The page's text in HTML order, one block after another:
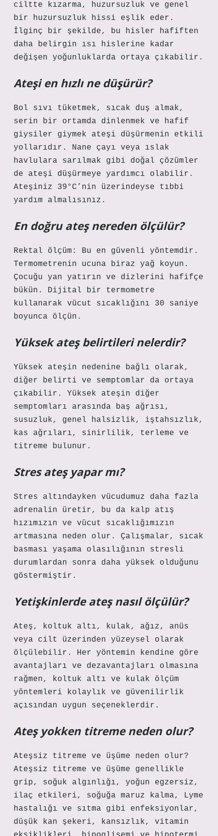
ciltte kızarma, huzursuzluk ve genel
bir huzursuzluk hissi eşlik eder.
İlginç bir şekilde, bu hisler hafiften
daha belirgin ısı hislerine kadar
değişen yoğunluklarda ortaya çıkabilir.
Ateşi en hızlı ne düşürür?
Bol sıvı tüketmek, sıcak duş almak,
serin bir ortamda dinlenmek ve hafif
giysiler giymek ateşi düşürmenin etkili
yollarıdır. Nane çayı veya ıslak
havlulara sarılmak gibi doğal çözümler
de ateşi düşürmeye yardımcı olabilir.
Ateşiniz 39°C’nin üzerindeyse tıbbi
yardım almalısınız.
En doğru ateş nereden ölçülür?
Rektal ölçüm: Bu en güvenli yöntemdir.
Termometrenin ucuna biraz yağ koyun.
Çocuğu yan yatırın ve dizlerini hafifçe
bükün. Dijital bir termometre
kullanarak vücut sıcaklığını 30 saniye
boyunca ölçün.
Yüksek ateş belirtileri nelerdir?
Yüksek ateşin nedenine bağlı olarak,
diğer belirti ve semptomlar da ortaya
çıkabilir. Yüksek ateşin diğer
semptomları arasında baş ağrısı,
susuzluk, genel halsizlik, iştahsızlık,
kas ağrıları, sinirlilik, terleme ve
titreme bulunur.
Stres ateş yapar mı?
Stres altındayken vücudumuz daha fazla
adrenalin üretir, bu da kalp atış
hızımızın ve vücut sıcaklığımızın
artmasına neden olur. Çalışmalar, sıcak
basması yaşama olasılığının stresli
durumlardan sonra daha yüksek olduğunu
göstermiştir.
Yetişkinlerde ateş nasıl ölçülür?
Ateş, koltuk altı, kulak, ağız, anüs
veya cilt üzerinden yüzeysel olarak
ölçülebilir. Her yöntemin kendine göre
avantajları ve dezavantajları olmasına
rağmen, koltuk altı ve kulak ölçüm
yöntemleri kolaylık ve güvenilirlik
açısından uygun seçeneklerdir.
Ateş yokken titreme neden olur?
Ateşsiz titreme ve üşüme neden olur?
Ateşsiz titreme ve üşüme genellikle
grip, soğuk algınlığı, yoğun egzersiz,
ilaç etkileri, soğuğa maruz kalma, Lyme
hastalığı ve sıtma gibi enfeksiyonlar,
düşük kan şekeri, kansızlık, vitamin